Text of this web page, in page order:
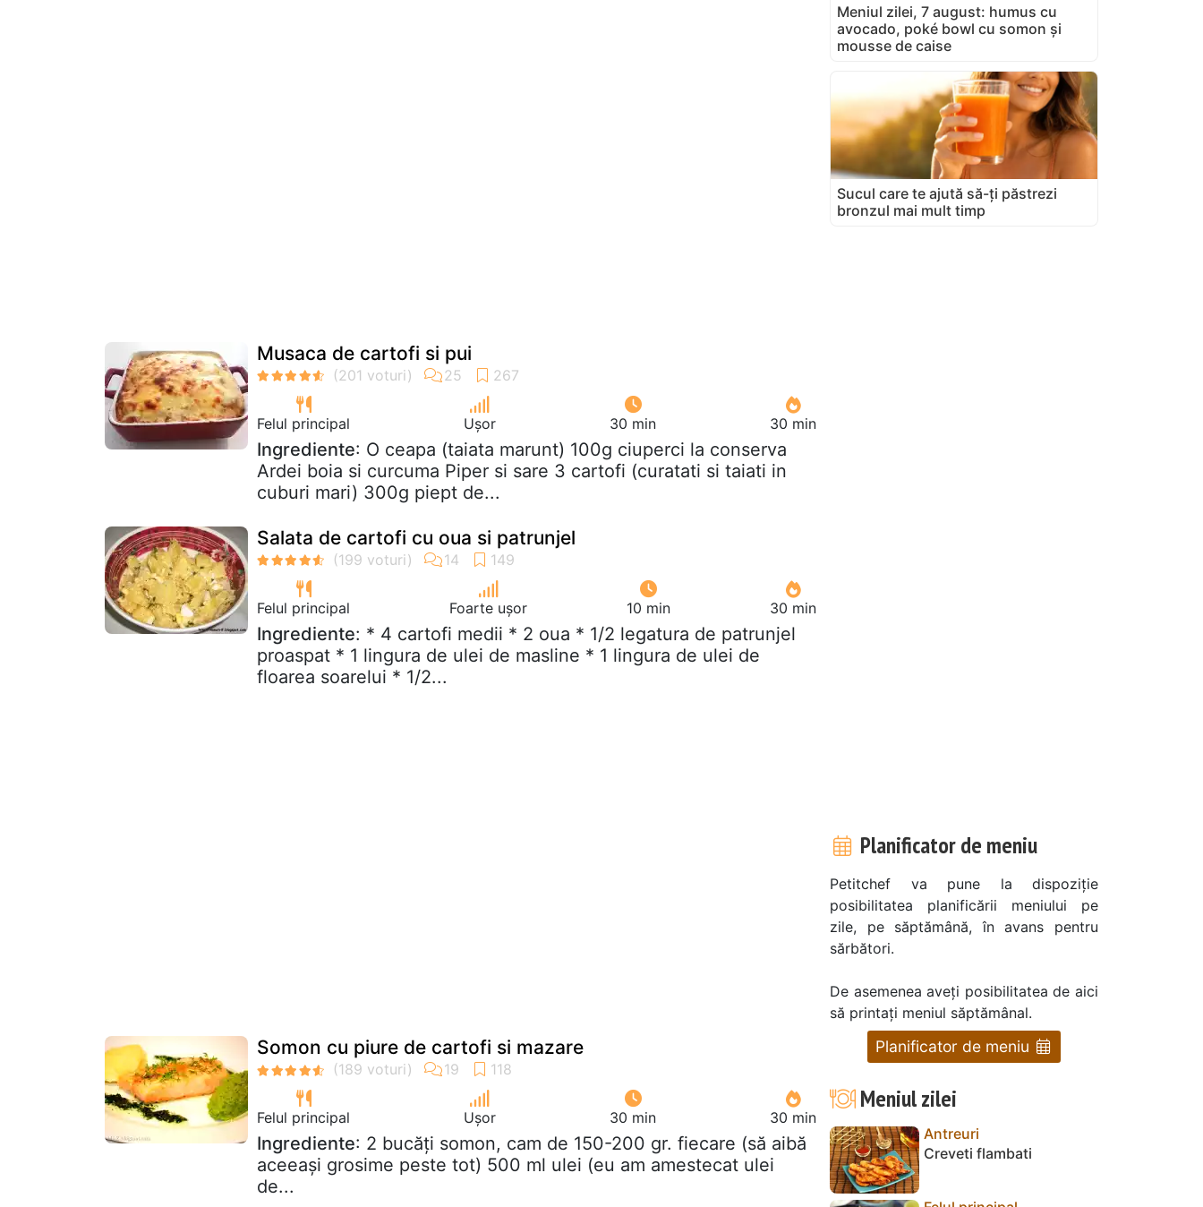
Musaca de cartofi si pui
Felul principal Ușor 30 min 30 min
Ingrediente: O ceapa (taiata marunt) 100g ciuperci la conserva
Ardei boia si curcuma Piper si sare 3 cartofi (curatati si taiati in
cuburi mari) 300g piept de...
Salata de cartofi cu oua si patrunjel
Felul principal Foarte ușor 10 min 30 min
Ingrediente: * 4 cartofi medii * 2 oua * 1/2 legatura de patrunjel
proaspat * 1 lingura de ulei de masline * 1 lingura de ulei de
floarea soarelui * 1/2...
Somon cu piure de cartofi si mazare
Felul principal Ușor 30 min 30 min
Ingrediente: 2 bucăţi somon, cam de 150-200 gr. fiecare (să aibă
aceeaşi grosime peste tot) 500 ml ulei (eu am amestecat ulei
de...
Meniul zilei, 7 august: humus cu
avocado, poké bowl cu somon și
mousse de caise
Sucul care te ajută să-ți păstrezi
bronzul mai mult timp
Planificator de meniu
Petitchef va pune la dispoziție
posibilitatea planificării meniului pe
zile, pe săptămână, în avans pentru
sărbători.
De asemenea aveți posibilitatea de aici
să printați meniul săptămânal.
Planificator de meniu
Meniul zilei
Antreuri
Creveti flambati